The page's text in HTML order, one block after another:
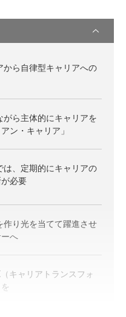
から自律型キャリアへの
がら主体的にキャリアを
ン・キャリア」
は、定期的にキャリアの
必要
作り光を当てて躍進させ
へ
キャリアトランスフォ